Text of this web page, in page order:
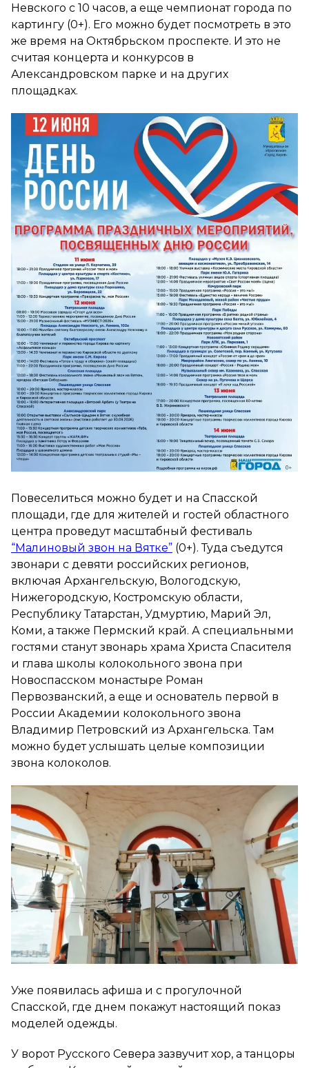
Невского с 10 часов, а еще чемпионат города по
картингу (0+). Его можно будет посмотреть в это
же время на Октябрьском проспекте. И это не
считая концерта и конкурсов в
Александровском парке и на других
площадках.
Повеселиться можно будет и на Спасской
площади, где для жителей и гостей областного
центра проведут масштабный фестиваль
“Малиновый звон на Вятке” (0+). Туда съедутся
звонари с девяти российских регионов,
включая Архангельскую, Вологодскую,
Нижегородскую, Костромскую области,
Республику Татарстан, Удмуртию, Марий Эл,
Коми, а также Пермский край. А специальными
гостями станут звонарь храма Христа Спасителя
и глава школы колокольного звона при
Новоспасском монастыре Роман
Первозванский, а еще и основатель первой в
России Академии колокольного звона
Владимир Петровский из Архангельска. Там
можно будет услышать целые композиции
звона колоколов.
Уже появилась афиша и с прогулочной
Спасской, где днем покажут настоящий показ
моделей одежды.
У ворот Русского Севера зазвучит хор, а танцоры